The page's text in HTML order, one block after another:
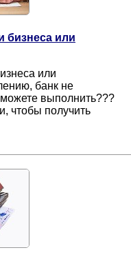
бизнеса или
или
банк не
выполнить???
чтобы получить